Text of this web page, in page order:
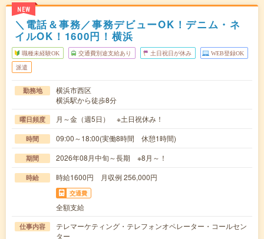
NEW
＼電話＆事務／事務デビューOK！デニム・ネ
イルOK！1600円！横浜
職種未経験OK 交通費別途支給あり 土日祝日が休み WEB登録OK
派遣
勤務地
横浜市西区
横浜駅から徒歩8分
曜日頻度 月～金（週5日） ※土日祝休み！
時間 09:00～18:00(実働8時間 休憩1時間)
期間 2026年08月中旬～長期 ※8月～！
時給 時給1600円 月収例 256,000円
交通費
全額支給
仕事内容
テレマーケティング・テレフォンオペレーター・コールセン
ター